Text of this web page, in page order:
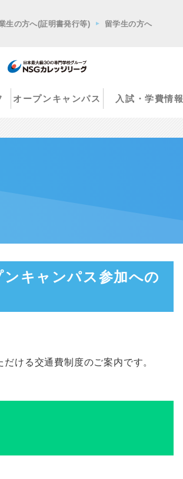
生の方へ(証明書発行等) 留学生の方へ
オープンキャンパス 入試・学費情報
ンキャンパス参加への
ける交通費制度のご案内です。